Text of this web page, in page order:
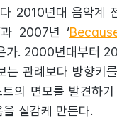
2010년대 음악계
2007년 ‘
가. 2000년대부터
관례보다 방향키
의 면모를 발견하기
실감케 만든다.